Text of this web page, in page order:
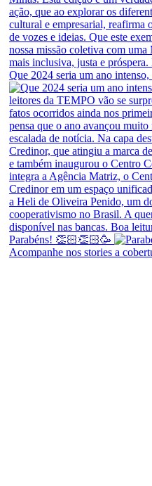
Que 2024 seria um ano
Parabéns! 👏🏻👏🏻🥳
Acompanhe nos stories a